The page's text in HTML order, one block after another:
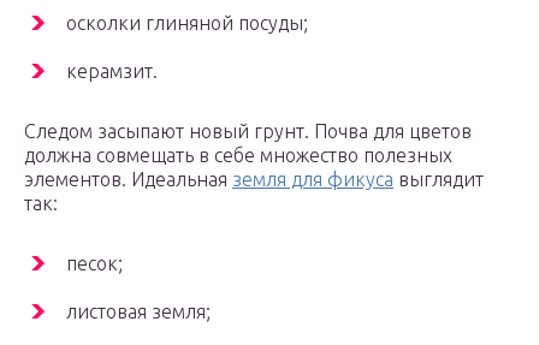
осколки глиняной посуды;
керамзит.
Следом засыпают новый грунт. Почва для цветов
должна совмещать в себе множество полезных
элементов. Идеальная земля для фикуса выглядит
так:
песок;
листовая земля;